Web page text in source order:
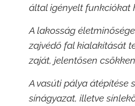
által igényelt funkciókat
A lakosság
zajvédő fal kialakítását
zaját, jelentősen
A vasúti pálya átépítése
sínágyazat, illetve